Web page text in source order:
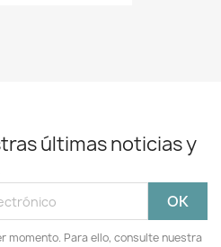
últimas noticias y
momento. Para ello, consulte nuestra